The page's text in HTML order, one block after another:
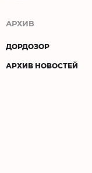
АРХИВ
ДОРДОЗОР
АРХИВ НОВОСТЕЙ